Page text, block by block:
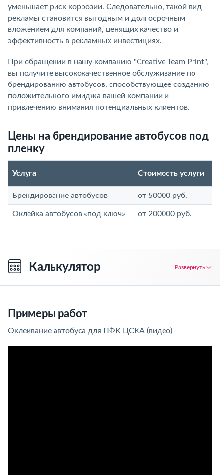
уменьшает риск коррозии. Следовательно, такой вид
рекламы становится выгодным и долгосрочным
вложением для компаний, ценящих качество и
эффективность в рекламных инвестициях.
При обращении в нашу компанию "Creative Team Print",
вы получите высококачественное обслуживание по
брендированию автобусов, способствующее созданию
положительного имиджа вашей компании и
привлечению внимания потенциальных клиентов.
Цены на брендирование автобусов под
пленку
Услуга Стоимость услуги
Брендирование автобусов от 50000 руб.
Оклейка автобусов «под ключ» от 200000 руб.
Калькулятор Развернуть
Примеры работ
Оклеивание автобуса для ПФК ЦСКА (видео)